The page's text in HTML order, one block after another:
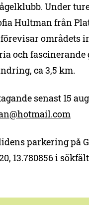
Under
Hultman från
områdets
och fascinerande
ca 3,5 km.
senast 15
parkering på
13.780856 i